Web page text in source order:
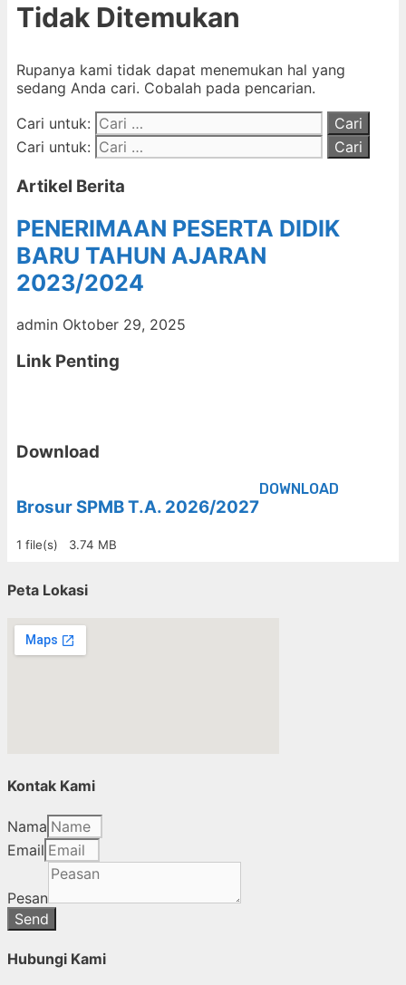
Tidak Ditemukan
Rupanya kami tidak dapat menemukan hal yang
sedang Anda cari. Cobalah pada pencarian.
Cari untuk:
Cari untuk:
Artikel Berita
PENERIMAAN PESERTA DIDIK
BARU TAHUN AJARAN
2023/2024
admin Oktober 29, 2025
Link Penting
Download
Brosur SPMB T.A. 2026/2027
1 file(s) 3.74 MB
DOWNLOAD
Peta Lokasi
Kontak Kami
Nama
Email
Pesan
Send
Hubungi Kami